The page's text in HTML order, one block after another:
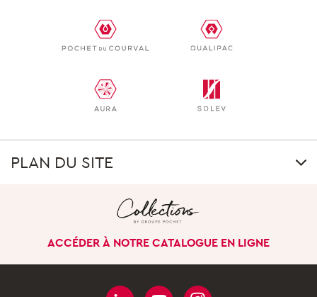
PLAN DU SITE
LE GROUPE
Notre singularité
ACCÉDER À NOTRE CATALOGUE EN LIGNE